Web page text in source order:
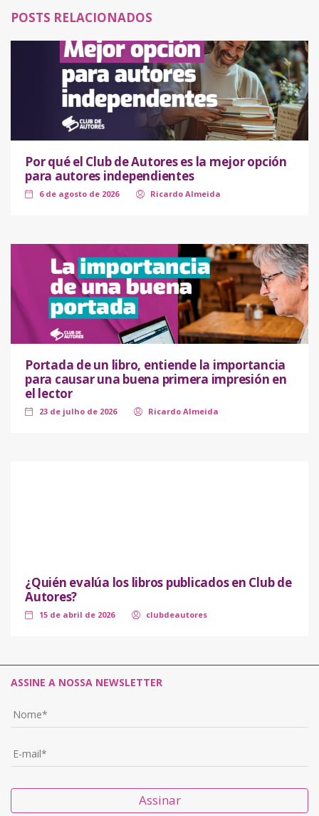
POSTS RELACIONADOS
Por qué el Club de Autores es la mejor opción
para autores independientes
6 de agosto de 2026 Ricardo Almeida
Portada de un libro, entiende la importancia
para causar una buena primera impresión en
el lector
23 de julho de 2026 Ricardo Almeida
¿Quién evalúa los libros publicados en Club de
Autores?
15 de abril de 2026 clubdeautores
ASSINE A NOSSA NEWSLETTER
Assinar